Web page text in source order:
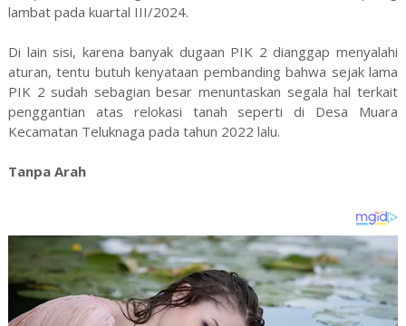
lambat pada kuartal III/2024.
Di lain sisi, karena banyak dugaan PIK 2 dianggap menyalahi
aturan, tentu butuh kenyataan pembanding bahwa sejak lama
PIK 2 sudah sebagian besar menuntaskan segala hal terkait
penggantian atas relokasi tanah seperti di Desa Muara
Kecamatan Teluknaga pada tahun 2022 lalu.
Tanpa Arah